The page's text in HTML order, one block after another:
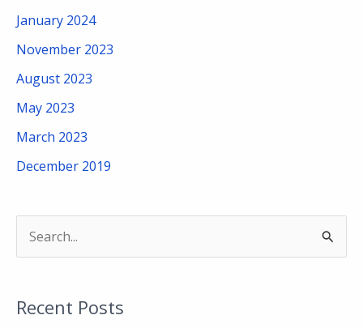
January 2024
November 2023
August 2023
May 2023
March 2023
December 2019
rRecent Posts